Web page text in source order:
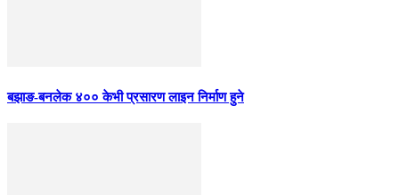
बझाङ-बनलेक ४०० केभी प्रसारण लाइन निर्माण हुने